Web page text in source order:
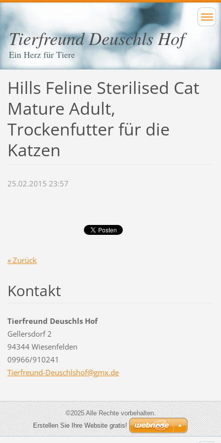
Tierfreund Deuschls Hof
Ein Herz für Tiere
Hills Feline Sterilised Cat
Mature Adult,
Trockenfutter für die
Katzen
25.02.2015 23:57
« Zurück
Kontakt
Tierfreund Deuschls Hof
Gellersdorf 2
94344 Wiesenfelden
09966/910241
Tierfreund-Deuschlshof@gmx.de
©2025 Alle Rechte vorbehalten.
Erstellen Sie Ihre Website gratis!